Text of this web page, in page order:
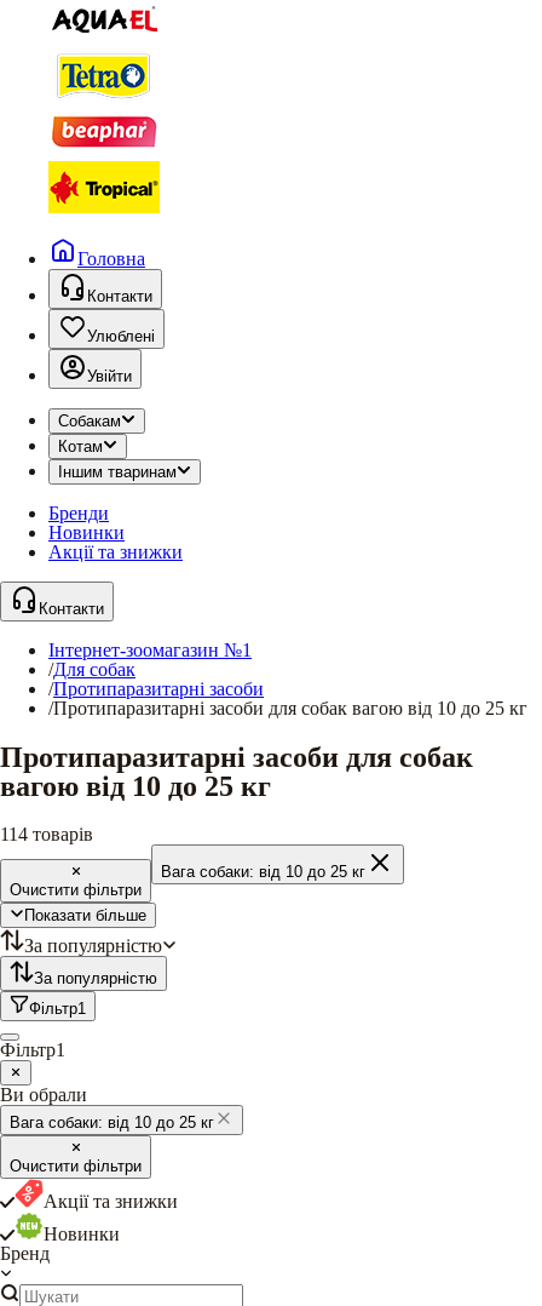
Головна
Контакти
Улюблені
Увійти
Собакам
Котам
Іншим тваринам
Бренди
Новинки
Акції та знижки
Контакти
Інтернет-зоомагазин №1
/Для собак
/Протипаразитарні засоби
/Протипаразитарні засоби для собак вагою від 10 до 25 кг
Протипаразитарні засоби для собак
вагою від 10 до 25 кг
114 товарів
Очистити фільтри
Вага собаки: від 10 до 25 кг
Показати більше
За популярністю
За популярністю
Фільтр1
Фільтр1
Ви обрали
Вага собаки: від 10 до 25 кг
Очистити фільтри
Акції та знижки
Новинки
Бренд